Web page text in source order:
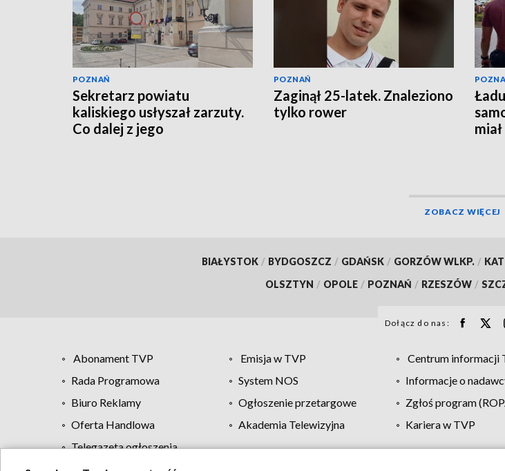
POZNAŃ
Sekretarz powiatu
kaliskiego usłyszał zarzuty.
Co dalej z jego
POZNAŃ
Zaginął 25-latek. Znaleziono
tylko rower
ZOBACZ WIĘCEJ
BIAŁYSTOK / BYDGOSZCZ / GDAŃSK / GORZÓW WLKP. /
OLSZTYN / OPOLE / POZNAŃ / RZESZÓW /
Dołącz do nas:
Abonament TVP Emisja w TVP Centrum informacji
Rada Programowa
System NOS Informacje o
Biuro Reklamy
Ogłoszenie przetargowe Zgłoś program
Oferta Handlowa
Akademia Telewizyjna Kariera w TVP
Telegazeta ogłoszenia